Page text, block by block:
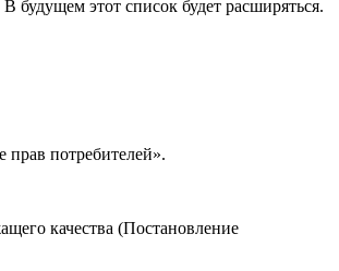
этот список будет расширяться.
прав потребителей».
качества (Постановление